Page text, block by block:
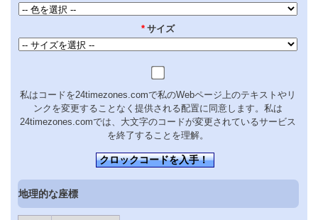
* サイズ
私はコードを24timezones.comで私のWebページ上のテキストやリ
ンクを変更することなく提供される配置に同意します。私は
24timezones.comでは、大文字のコードが変更されているサービス
を終了することを理解。
クロックコードを入手！
地理的な座標